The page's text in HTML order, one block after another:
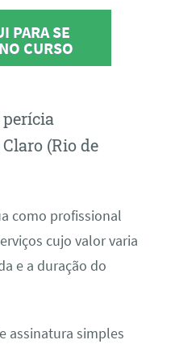
PARA SE
CURSO
perícia
(Rio de
como profissional
cujo valor varia
e a duração do
assinatura simples